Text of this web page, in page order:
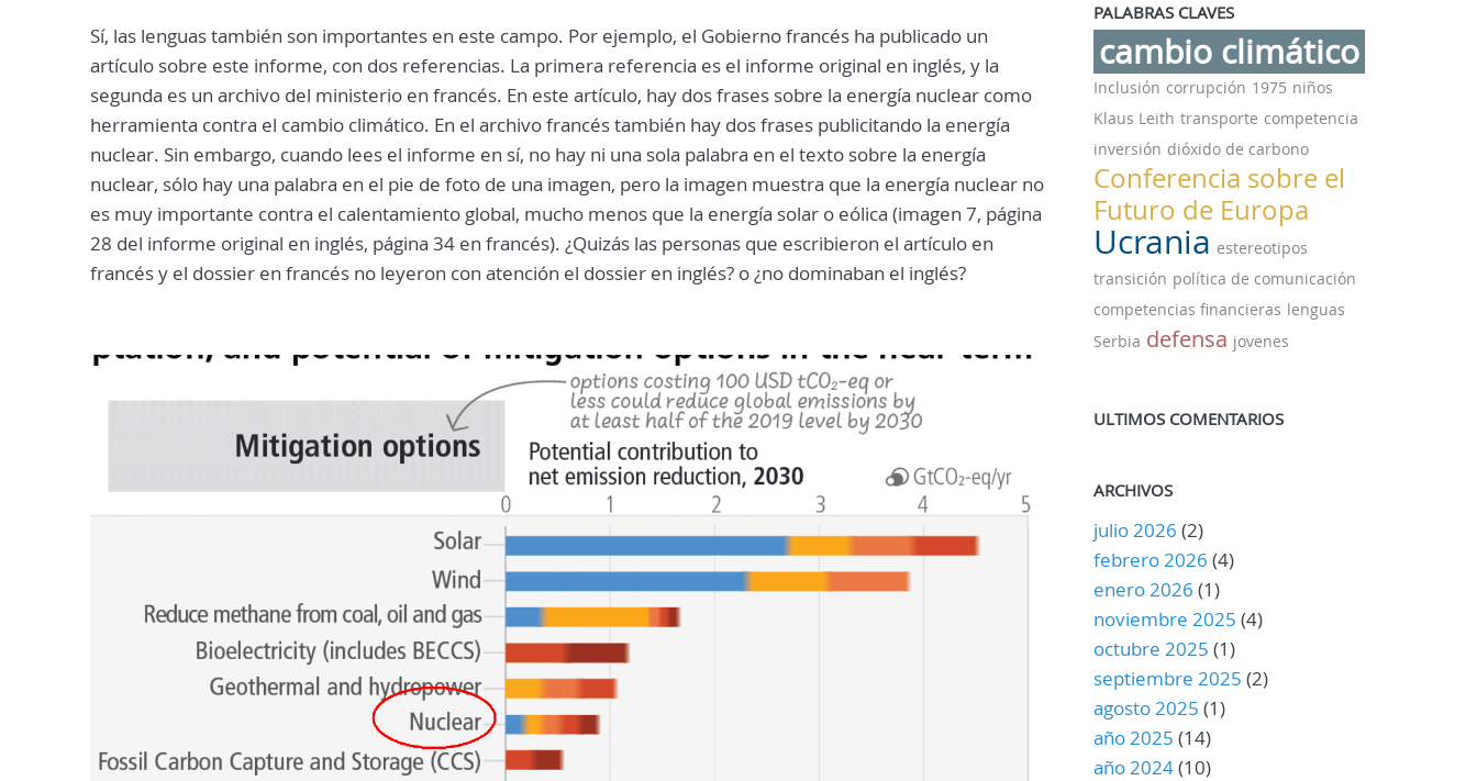
Sí, las lenguas también son importantes en este campo. Por ejemplo, el Gobierno francés ha publicado un
artículo sobre este informe, con dos referencias. La primera referencia es el informe original en inglés, y la
segunda es un archivo del ministerio en francés. En este artículo, hay dos frases sobre la energía nuclear como
herramienta contra el cambio climático. En el archivo francés también hay dos frases publicitando la energía
nuclear. Sin embargo, cuando lees el informe en sí, no hay ni una sola palabra en el texto sobre la energía
nuclear, sólo hay una palabra en el pie de foto de una imagen, pero la imagen muestra que la energía nuclear no
es muy importante contra el calentamiento global, mucho menos que la energía solar o eólica (imagen 7, página
28 del informe original en inglés, página 34 en francés). ¿Quizás las personas que escribieron el artículo en
francés y el dossier en francés no leyeron con atención el dossier en inglés? o ¿no dominaban el inglés?
PALABRAS CLAVES
cambio climático
Inclusión corrupción 1975 niños
Klaus Leith transporte competencia
inversión dióxido de carbono
Conferencia sobre el
Futuro de Europa
Ucrania estereotipos
transición política de comunicación
competencias financieras lenguas
Serbia defensa jovenes
ULTIMOS COMENTARIOS
ARCHIVOS
julio 2026 (2)
febrero 2026 (4)
enero 2026 (1)
noviembre 2025 (4)
octubre 2025 (1)
septiembre 2025 (2)
agosto 2025 (1)
año 2025 (14)
año 2024(10)